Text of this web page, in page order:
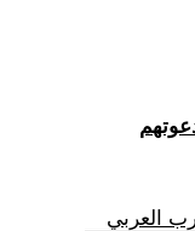
العربي